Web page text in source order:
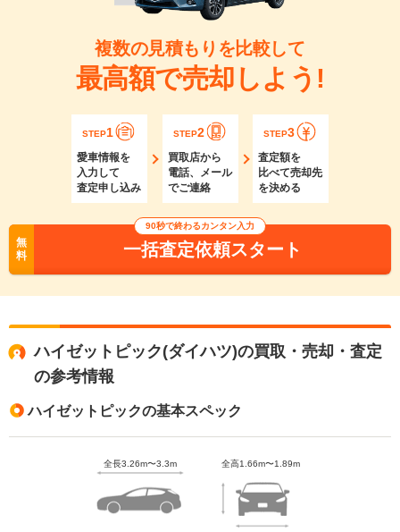
複数の見積もりを比較して
最高額で売却しよう!
STEP1
愛車情報を
入力して
査定申し込み
STEP2
買取店から
電話、メール
でご連絡
STEP3
査定額を
比べて売却先
を決める
無
料
90秒で終わるカンタン入力
一括査定依頼スタート
ハイゼットピック(ダイハツ)の買取・売却・査定
の参考情報
ハイゼットピックの基本スペック
全長3.26m〜3.3m 全高1.66m〜1.89m